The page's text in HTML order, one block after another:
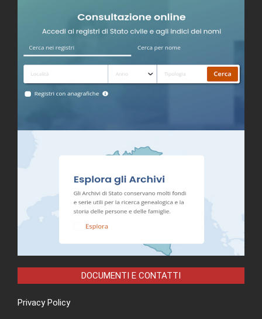
DOCUMENTI E CONTATTI
Privacy Policy